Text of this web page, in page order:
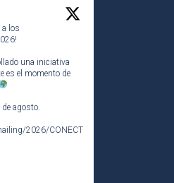
a los
!
una iniciativa
es el momento de
agosto.
2026/CONECT